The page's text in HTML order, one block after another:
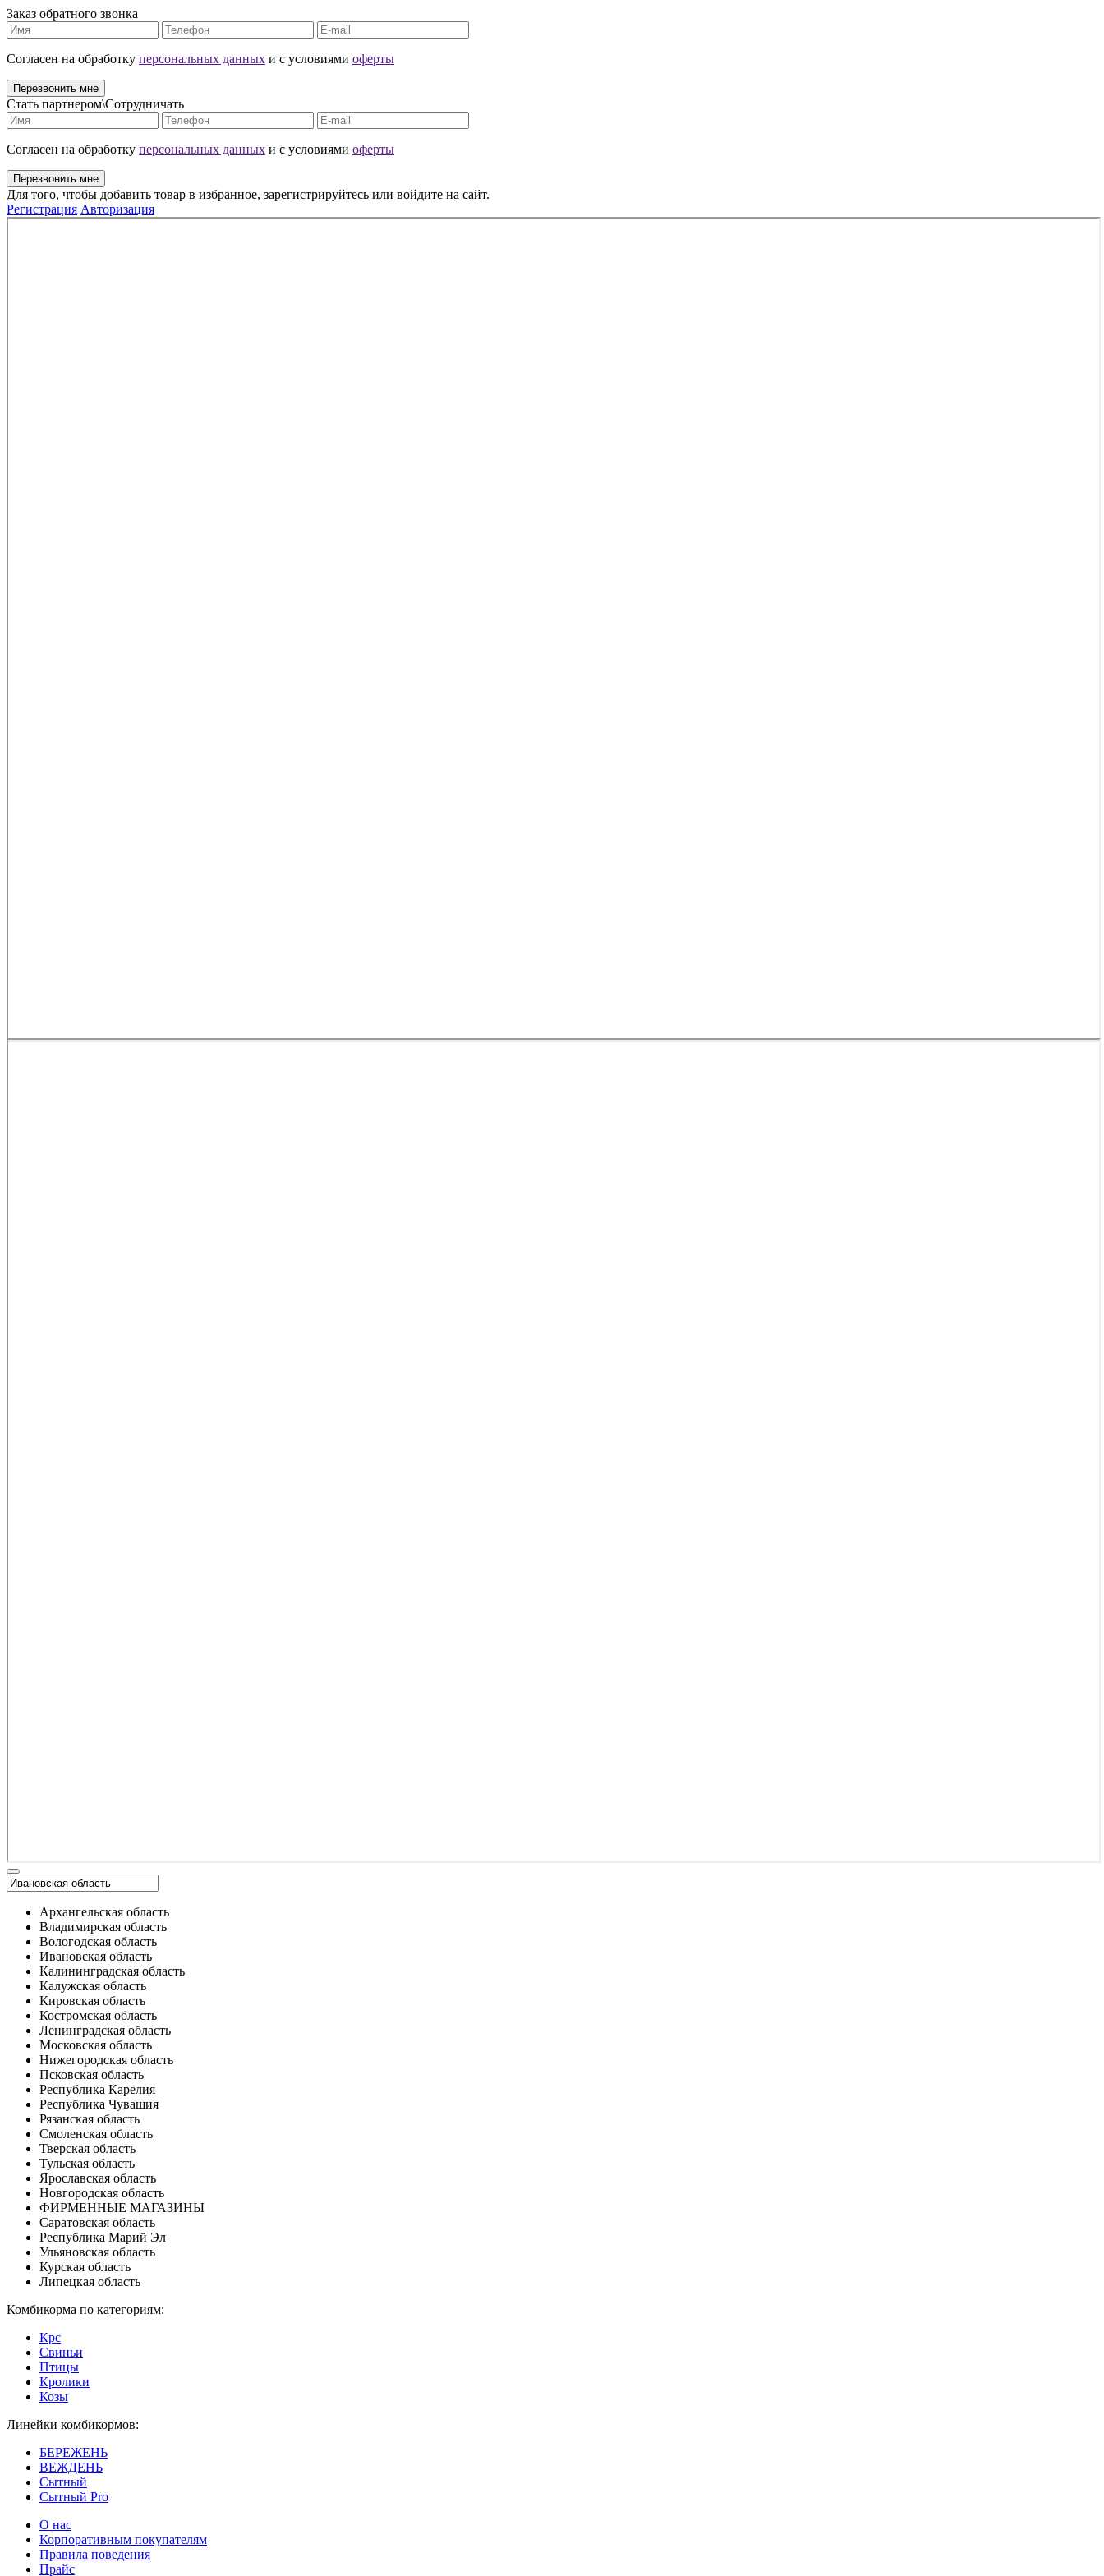
Заказ обратного звонка
Cогласен на обработку персональных данных и с условиями оферты
Перезвонить мне
Стать партнером\Сотрудничать
Cогласен на обработку персональных данных и с условиями оферты
Перезвонить мне
Для того, чтобы добавить товар в избранное, зарегистрируйтесь или войдите на сайт.
Регистрация Авторизация
Архангельская область
Владимирская область
Вологодская область
Ивановская область
Калининградская область
Калужская область
Кировская область
Костромская область
Ленинградская область
Московская область
Нижегородская область
Псковская область
Республика Карелия
Республика Чувашия
Рязанская область
Смоленская область
Тверская область
Тульская область
Ярославская область
Новгородская область
ФИРМЕННЫЕ МАГАЗИНЫ
Саратовская область
Республика Марий Эл
Ульяновская область
Курская область
Липецкая область
Комбикорма по категориям:
Крс
Свиньи
Птицы
Кролики
Козы
Линейки комбикормов:
БЕРЕЖЕНЬ
ВЕЖДЕНЬ
Сытный
Сытный Pro
О нас
Корпоративным покупателям
Правила поведения
Прайс